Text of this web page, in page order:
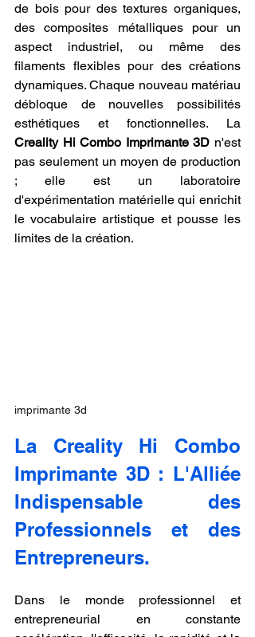
de bois pour des textures organiques,
des composites métalliques pour un
aspect industriel, ou même des
filaments flexibles pour des créations
dynamiques. Chaque nouveau matériau
débloque de nouvelles possibilités
Creality Hi Combo Imprimante 3D n'est
pas seulement un moyen de production
; elle est un laboratoire
d'expérimentation matérielle qui enrichit
le vocabulaire artistique et pousse les
limites de la création.
imprimante 3d
La Creality Hi Combo
Imprimante 3D : L'Alliée
Indispensable des
Professionnels et des
Entrepreneurs.
Dans le monde professionnel et
entrepreneurial en constante